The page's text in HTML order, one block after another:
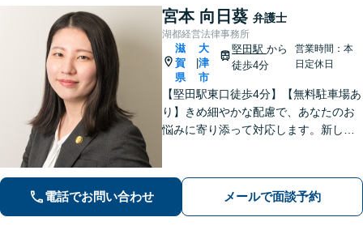
宮本 向日葵 弁護士
湖都経営法律事務所
滋
賀
県
大
津
市
堅田駅から
徒歩4分
営業時間：本
日定休日
【堅田駅東口徒歩4分】【無料駐車場あ
り】きめ細やかな配慮で、あなたのお
悩みに寄り添って対応します。新しい
にご相談ください。
電話でお問い合わせ メールで面談予約